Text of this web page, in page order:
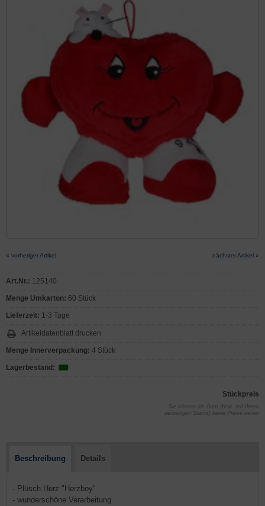
« vorheriger Artikel nächster Artikel »
Art.Nr.: 125140
Menge Umkarton: 60 Stück
Lieferzeit: 1-3 Tage
Artikeldatenblatt drucken
Menge Innerverpackung: 4 Stück
Lagerbestand:
Stückpreis
Sie können als Gast (bzw. mit Ihrem
derzeitigen Status) keine Preise sehen
Beschreibung Details
- Plüsch Herz "Herzboy"
- wunderschöne Verarbeitung